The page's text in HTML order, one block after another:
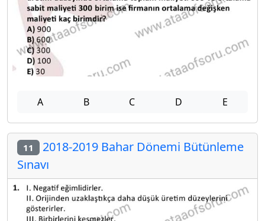
A B C D E
11 2018-2019 Bahar Dönemi Bütünleme
Sınavı